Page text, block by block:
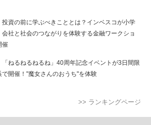
投資の前に学ぶべきこととは？インベスコが小学
会社と社会のつながりを体験する金融ワークショ
催
「ねるねるねるね」40周年記念イベントが3日間限
で開催！"魔女さんのおうち"を体験
>> ランキングページ